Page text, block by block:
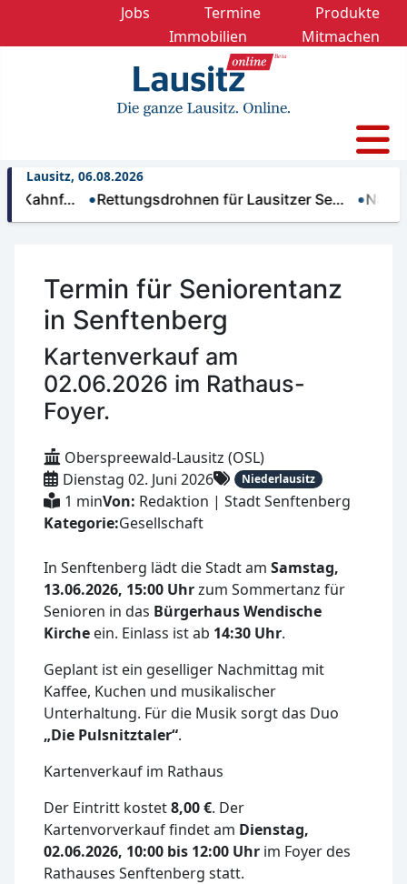
Jobs Termine
Produkte
Immobilien
Mitmachen
Lausitz, 06.08.2026
Rettungsdrohnen für Lausitzer Se… Nächtliche
Termin für Seniorentanz
in Senftenberg
Kartenverkauf am
02.06.2026 im Rathaus-
Foyer.
Oberspreewald-Lausitz (OSL)
Dienstag 02. Juni 2026
Niederlausitz
1 minVon: Redaktion | Stadt Senftenberg
Kategorie:Gesellschaft
In Senftenberg lädt die Stadt am Samstag,
13.06.2026, 15:00 Uhrzum Sommertanz für
Senioren in das Bürgerhaus Wendische
Kirche ein. Einlass ist ab 14:30 Uhr.
Geplant ist ein geselliger Nachmittag mit
Kaffee, Kuchen und musikalischer
Unterhaltung. Für die Musik sorgt das Duo
„Die Pulsnitztaler“.
Kartenverkauf im Rathaus
Der Eintritt kostet8,00 €. Der
Kartenvorverkauf findet am Dienstag,
02.06.2026, 10:00 bis 12:00 Uhr im Foyer des
Rathauses Senftenberg statt.